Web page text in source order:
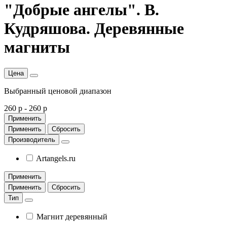
"Добрые ангелы". В.
Кудряшова. Деревянные
магниты
Цена
Выбранный ценовой диапазон
260 р - 260 р
Применить
Применить
Сбросить
Производитель
Artangels.ru
Применить
Применить
Сбросить
Тип
Магнит деревянный